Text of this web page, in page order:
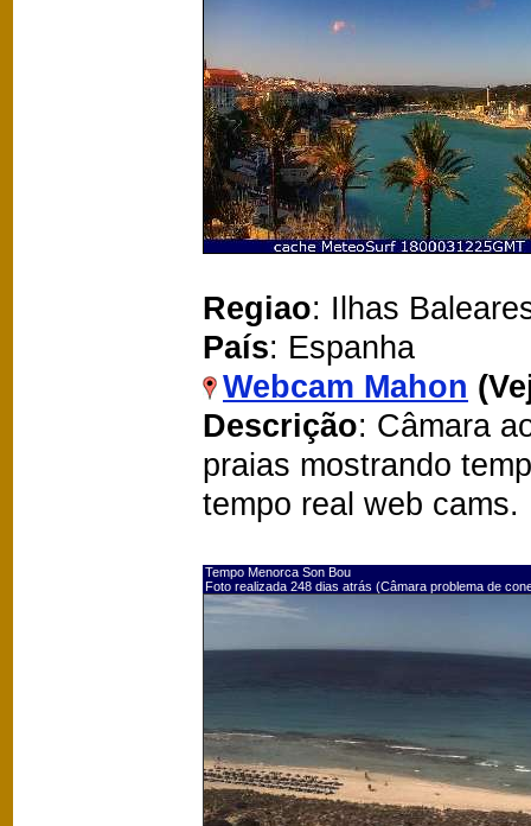
Regiao: Ilhas
País: Espanha
Webcam Mahon
Descrição: Câmara
praias mostrando
tempo real web cams.
Tempo Menorca Son Bou
Foto realizada 248 dias atrás (Câmara problema de